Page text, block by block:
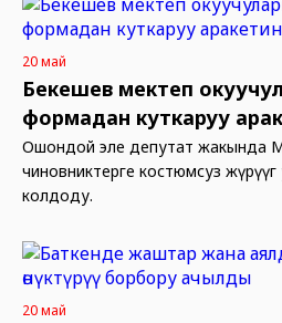
20 май
Бекешев мектеп
формадан куткаруу
Ошондой эле депутат жакында
чиновниктерге костюмсуз
колдоду.
20 май